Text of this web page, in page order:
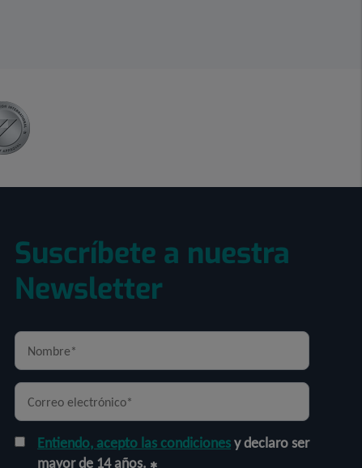
Suscríbete a nuestra
Newsletter
Entiendo, acepto las condicionesy declaro ser
mayor de 14 años.